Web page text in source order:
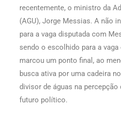
recentemente, o ministro da
(AGU), Jorge Messias. A não
para a vaga disputada com
sendo o escolhido para a
marcou um ponto final, ao
busca ativa por uma cadeira
divisor de águas na percepção
futuro político.